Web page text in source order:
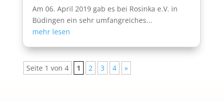
Am 06. April 2019 gab es bei Rosinka e.V. in
Büdingen ein sehr umfangreiches...
mehr lesen
Seite 1 von 4 1 2 3 4 »